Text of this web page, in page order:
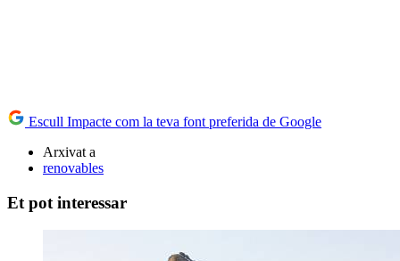
Escull Impacte com la teva font preferida de Google
Arxivat a
renovables
Et pot interessar